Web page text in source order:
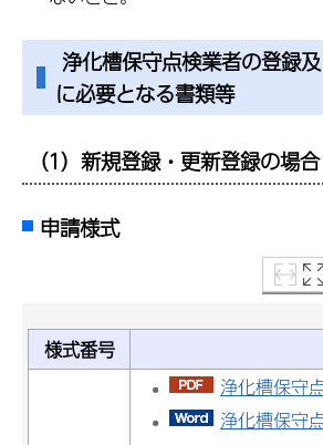
浄化槽保守点検業者の登録
に必要となる書類等
（1）新規登録・更新登録の場合
申請様式
様式番号
浄化槽保守
浄化槽保守